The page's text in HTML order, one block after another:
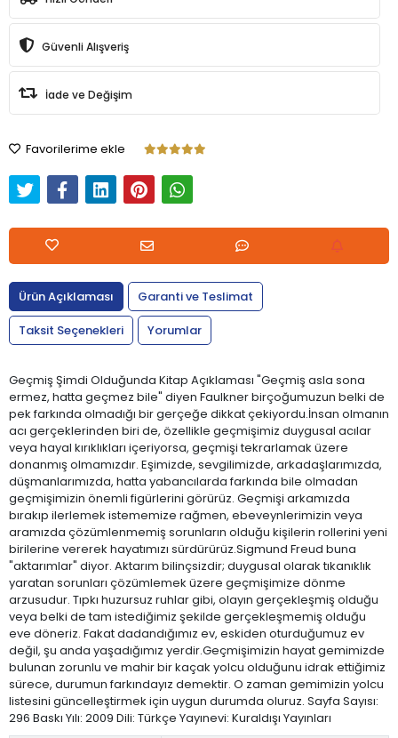
Güvenli Alışveriş
İade ve Değişim
Favorilerime ekle
Ürün Açıklaması
Garanti ve Teslimat
Taksit Seçenekleri
Yorumlar
Geçmiş Şimdi Olduğunda Kitap Açıklaması "Geçmiş asla sona
ermez, hatta geçmez bile" diyen Faulkner birçoğumuzun belki de
pek farkında olmadığı bir gerçeğe dikkat çekiyordu.İnsan olmanın
acı gerçeklerinden biri de, özellikle geçmişimiz duygusal acılar
veya hayal kırıklıkları içeriyorsa, geçmişi tekrarlamak üzere
donanmış olmamızdır. Eşimizde, sevgilimizde, arkadaşlarımızda,
düşmanlarımızda, hatta yabancılarda farkında bile olmadan
geçmişimizin önemli figürlerini görürüz. Geçmişi arkamızda
bırakıp ilerlemek istememize rağmen, ebeveynlerimizin veya
aramızda çözümlenmemiş sorunların olduğu kişilerin rollerini yeni
birilerine vererek hayatımızı sürdürürüz.Sigmund Freud buna
"aktarımlar" diyor. Aktarım bilinçsizdir; duygusal olarak tıkanıklık
yaratan sorunları çözümlemek üzere geçmişimize dönme
arzusudur. Tıpkı huzursuz ruhlar gibi, olayın gerçekleşmiş olduğu
veya belki de tam istediğimiz şekilde gerçekleşmemiş olduğu
eve döneriz. Fakat dadandığımız ev, eskiden oturduğumuz ev
değil, şu anda yaşadığımız yerdir.Geçmişimizin hayat gemimizde
bulunan zorunlu ve mahir bir kaçak yolcu olduğunu idrak ettiğimiz
sürece, durumun farkındayız demektir. O zaman gemimizin yolcu
listesini güncelleştirmek için uygun durumda oluruz. Sayfa Sayısı:
296 Baskı Yılı: 2009 Dili: Türkçe Yayınevi: Kuraldışı Yayınları